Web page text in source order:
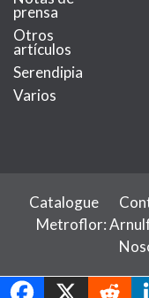
prensa
Otros
artículos
Serendipia
Varios
Catalogue
Metroflor: